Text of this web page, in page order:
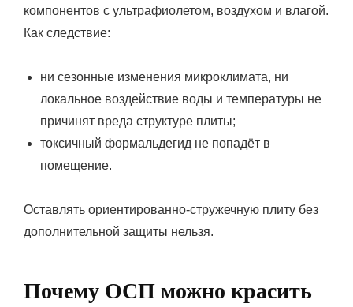
компонентов с ультрафиолетом, воздухом и влагой.
Как следствие:
ни сезонные изменения микроклимата, ни
локальное воздействие воды и температуры не
причинят вреда структуре плиты;
токсичный формальдегид не попадёт в
помещение.
Оставлять ориентированно-стружечную плиту без
дополнительной защиты нельзя.
Почему ОСП можно красить